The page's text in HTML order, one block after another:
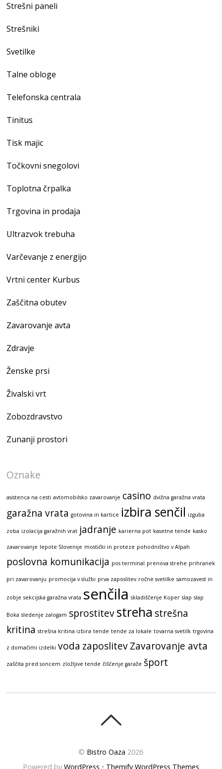
Strešni paneli
Strešniki
Svetilke
Talne obloge
Telefonska centrala
Tinitus
Tisk majic
Točkovni snegolovi
Toplotna črpalka
Trgovina in prodaja
Ultrazvok trebuha
Varčevanje z energijo
Vrtni center Kurbus
Zaščitna obutev
Zavarovanje avta
Zdravje
Ženske prsi
Živalski vrt
Zobozdravstvo
Zunanji prostori
Oznake
asistenca na cesti avtomobilsko zavarovanje casino dvižna garažna vrata
garažna vrata gotovina in kartice izbira senčil izguba
zoba izolacija garažnih vrat jadranje karierna pot kasetne tende kasko
zavarovanje lepote Slovenije mostički in proteze pohodništvo v Alpah
poslovna komunikacija pos terminal prenova strehe prihranek
pri zavarovanju promocija v službi prva zaposlitev ročne svetilke samozavest in
zobje sekcijska garažna vrata senčila skladiščenje Koper slap slap
Boka sledenje zalogam sprostitevstreha strešna
kritina strešna kritina izbira tende tende za lokale tovarna svetilk trgovina
z domačimi izdelki voda zaposlitevZavarovanje avta
zaščita pred soncem zložljive tende čiščenje garaže šport
© Bistro Oaza 2026
Powered by WordPress • Themify WordPress Themes